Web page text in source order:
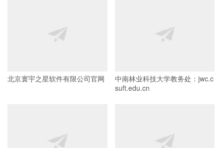
北京寰宇之星软件有限公司官网
中南林业科技大学教务处：jwc.c
suft.edu.cn